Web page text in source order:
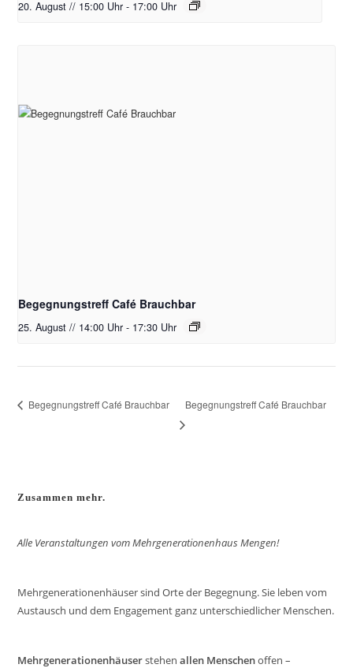
20. August // 15:00 Uhr - 17:00 Uhr
Begegnungstreff Café Brauchbar
25. August // 14:00 Uhr - 17:30 Uhr
Begegnungstreff Café Brauchbar Begegnungstreff Café Brauchbar
Zusammen mehr.
Alle Veranstaltungen vom Mehrgenerationenhaus Mengen!
Mehrgenerationenhäuser sind Orte der Begegnung. Sie leben vom
Austausch und dem Engagement ganz unterschiedlicher Menschen.
Mehrgenerationenhäuserstehenallen Menschenoffen –